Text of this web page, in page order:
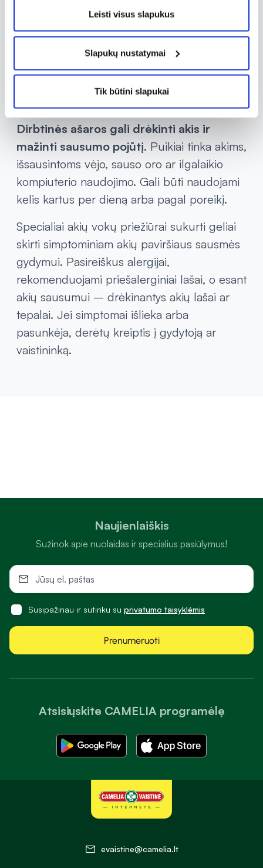
Leisti visus slapukus
Slapukų nustatymai
Tik būtini slapukai
ragenos ar junginės pažeidimams, gali
apsaugoti akis nuo išsausėjimo bei aplinkos
dirgiklių. Tepalai dažniausiai būna tirštesnės
konsistencijos ir ant gleivinės išlieka ilgiau,
Dirbtinės ašaros gali drėkinti akis ir
mažinti sausumo pojūtį. Puikiai tinka akims,
išsausintoms vėjo, sauso oro ar ilgalaikio
kompiuterio naudojimo. Gali būti naudojami
kelis kartus per dieną arba pagal poreikį.
Specialiai akių vokų priežiūrai sukurti geliai
skirti simptominiam akių paviršiaus sausmės
gydymui. Pasireiškus alergijai,
rekomenduojami priešalerginiai lašai, o esant
akių sausumui – drėkinantys akių lašai ar
tepalai. Jei simptomai išlieka arba
pasunkėja, derėtų kreiptis į gydytoją ar
vaistininką.
Atsisiųskite CAMELIA programėlę
Naujienlaiškis
Sužinok apie nuolaidas ir specialius pasiūlymus!
Susipažinau ir sutinku su privatumo taisyklėmis
Prenumeruoti
evaistine@camelia.lt